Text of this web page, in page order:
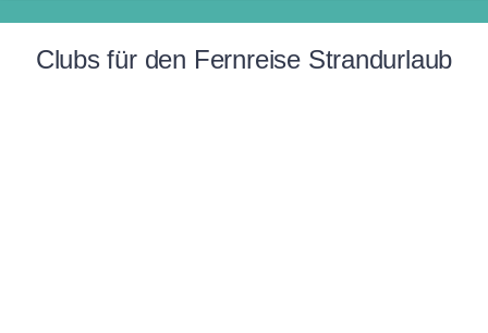
Clubs für den Fernreise Strandurlaub